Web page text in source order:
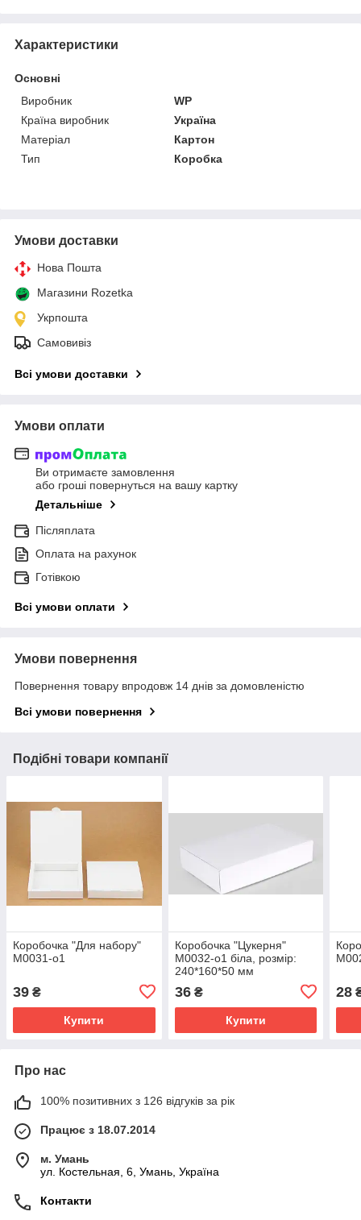
Характеристики
Основні
Виробник
WP
Країна виробник
Україна
Матеріал
Картон
Тип
Коробка
Умови доставки
Нова Пошта
Магазини Rozetka
Укрпошта
Самовивіз
Всі умови доставки
Умови оплати
Ви отримаєте замовлення
або гроші повернуться на вашу картку
Детальніше
Післяплата
Оплата на рахунок
Готівкою
Всі умови оплати
Умови повернення
Повернення товару впродовж 14 днів за домовленістю
Всі умови повернення
Подібні товари компанії
Коробочка "Для набору"
М0031-о1
39 ₴
Купити
Коробочка "Цукерня"
М0032-о1 біла, розмір:
240*160*50 мм
36₴
Купити
28
Про нас
100% позитивних з 126 відгуків за рік
Працює з 18.07.2014
м. Умань
ул. Костельная, 6, Умань, Україна
Контакти